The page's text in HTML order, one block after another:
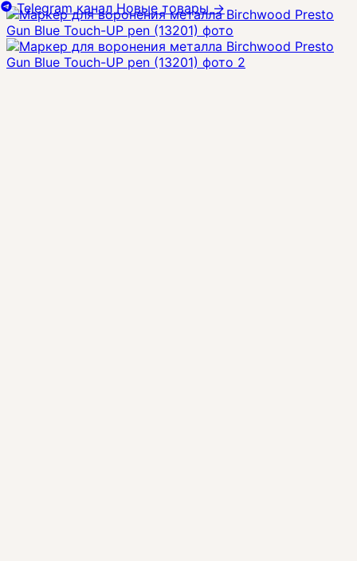
Telegram канал Новые товары→